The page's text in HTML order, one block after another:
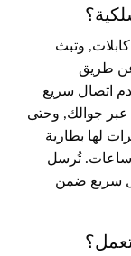
وتبث
طريق
اتصال سريع
عبر جوالك, وحتى
لها بطارية
خاصة تُبقى عمل كاميرات المراقبة حتى 8 ساعات. تُرسل
سريع ضمن